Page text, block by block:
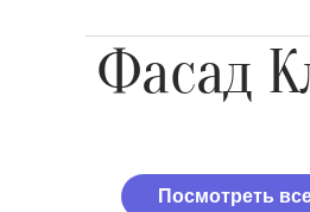
Фасад
Посмотреть